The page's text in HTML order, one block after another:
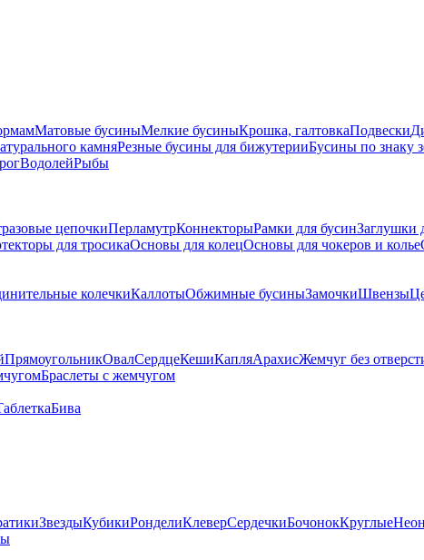
Матовые бусиныМелкие бусиныКрошка, галтовкаПодвески
камняРезные бусины для бижутерииБусины по знаку
ВодолейРыбы
цепочкиПерламутрКоннекторыРамки для бусинЗаглушки
для тросикаОсновы для колецОсновы для чокеров и колье
колечкиКаллотыОбжимные бусиныЗамочкиШвензы
ПрямоугольникОвалСердцеКешиКапляАрахисЖемчуг без
Браслеты с жемчугом
Бива
ЗвездыКубикиРонделиКлеверСердечкиБочонокКруглые